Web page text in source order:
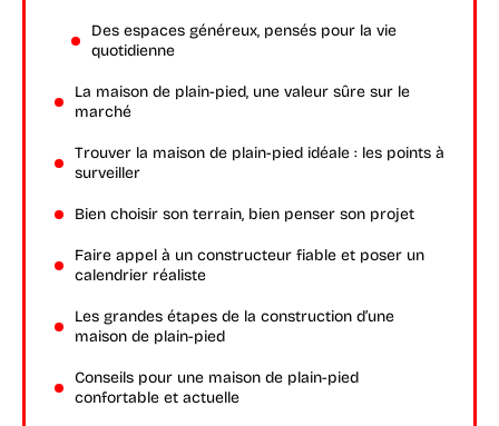
Des espaces généreux, pensés pour la vie
quotidienne
La maison de plain-pied, une valeur sûre sur le
marché
Trouver la maison de plain-pied idéale : les points à
surveiller
Bien choisir son terrain, bien penser son projet
Faire appel à un constructeur fiable et poser un
calendrier réaliste
Les grandes étapes de la construction d’une
maison de plain-pied
Conseils pour une maison de plain-pied
confortable et actuelle